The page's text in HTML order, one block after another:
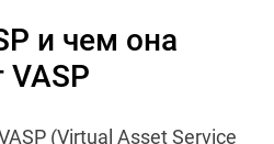
и чем она
VASP
(Virtual Asset Service